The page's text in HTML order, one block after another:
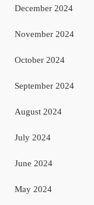
December 2024
November 2024
October 2024
September 2024
August 2024
July 2024
June 2024
May 2024